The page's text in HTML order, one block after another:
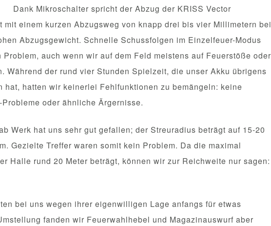
Dank Mikroschalter spricht der Abzug der KRISS Vector
mit einem kurzen Abzugsweg von knapp drei bis vier Millimetern bei
Abzugsgewicht. Schnelle Schussfolgen im Einzelfeuer-Modus
auch wenn wir auf dem Feld meistens auf Feuerstöße oder
Während der rund vier Stunden Spielzeit, die unser Akku übrigens
hat, hatten wir keinerlei Fehlfunktionen zu bemängeln: keine
oder ähnliche Ärgernisse.
Werk hat uns sehr gut gefallen; der Streuradius beträgt auf 15-20
Gezielte Treffer waren somit kein Problem. Da die maximal
Halle rund 20 Meter beträgt, können wir zur Reichweite nur sagen:
bei uns wegen ihrer eigenwilligen Lage anfangs für etwas
fanden wir Feuerwahlhebel und Magazinauswurf aber